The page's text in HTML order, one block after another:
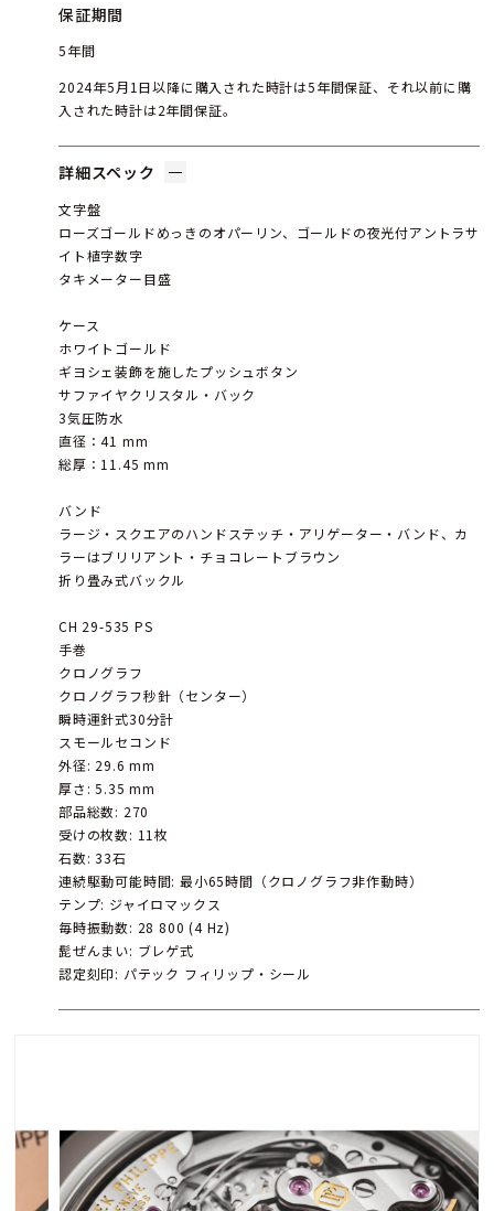
保証期間
5年間
2024年5月1日以降に購入された時計は5年間保証、それ以前に購
入された時計は2年間保証。
詳細スペック
文字盤
ローズゴールドめっきのオパーリン、ゴールドの夜光付アントラサ
イト植字数字
タキメーター目盛
ケース
ホワイトゴールド
ギヨシェ装飾を施したプッシュボタン
サファイヤクリスタル・バック
3気圧防水
直径：41 mm
総厚：11.45 mm
バンド
ラージ・スクエアのハンドステッチ・アリゲーター・バンド、カ
ラーはブリリアント・チョコレートブラウン
折り畳み式バックル
CH 29-535 PS
手巻
クロノグラフ
クロノグラフ秒針（センター）
瞬時運針式30分計
スモールセコンド
外径: 29.6 mm
厚さ: 5.35 mm
部品総数: 270
受けの枚数: 11枚
石数: 33石
連続駆動可能時間: 最小65時間（クロノグラフ非作動時）
テンプ: ジャイロマックス
毎時振動数: 28 800 (4 Hz)
髭ぜんまい: ブレゲ式
認定刻印: パテック フィリップ・シール